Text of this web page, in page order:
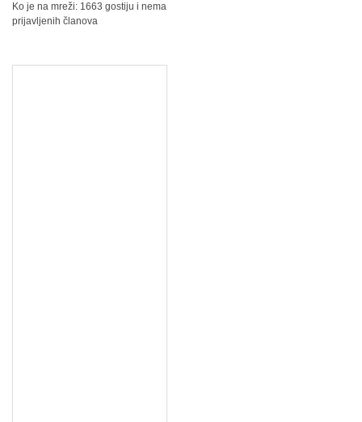
Ko je na mreži: 1663 gostiju i nema
prijavljenih članova